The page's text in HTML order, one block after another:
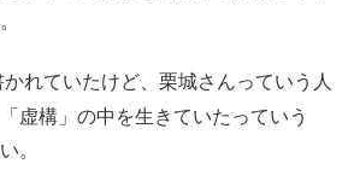
れていたけど、栗城さんっていう人
虚構」の中を生きていたっていう
。